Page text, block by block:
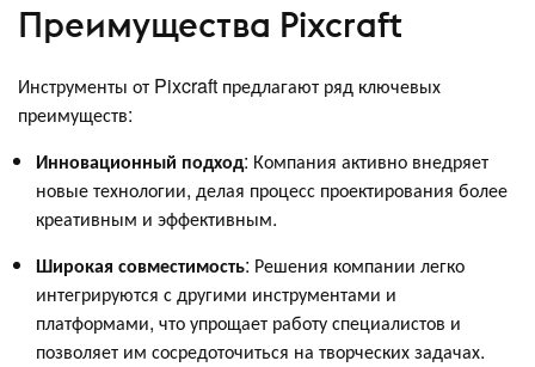
Преимущества Pixcraft
Инструменты от Pixcraft предлагают ряд ключевых
преимуществ:
Инновационный подход: Компания активно внедряет
новые технологии, делая процесс проектирования более
креативным и эффективным.
Широкая совместимость: Решения компании легко
интегрируются с другими инструментами и
платформами, что упрощает работу специалистов и
позволяет им сосредоточиться на творческих задачах.